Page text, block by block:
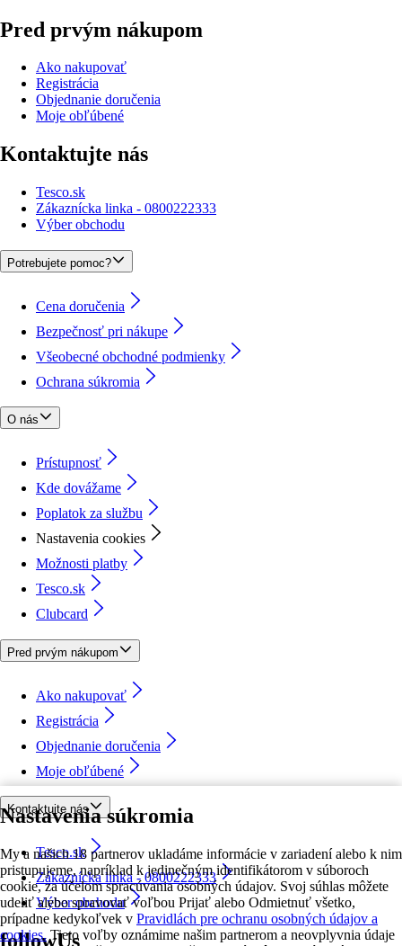
Nastavenia súkromia
My a našich 18 partnerov ukladáme informácie v zariadení alebo k nim
pristupujeme, napríklad k jedinečným identifikátorom v súboroch
cookie, za účelom spracúvania osobných údajov. Svoj súhlas môžete
udeliť alebo spravovať voľbou Prijať alebo Odmietnuť všetko,
prípadne kedykoľvek v Pravidlách pre ochranu osobných údajov a
cookies. Tieto voľby oznámime našim partnerom a neovplyvnia údaje
Pred prvým nákupom
Ako nakupovať
Registrácia
Objednanie doručenia
Moje obľúbené
Kontaktujte nás
Tesco.sk
Zákaznícka linka - 0800222333
Výber obchodu
Potrebujete pomoc?
Cena doručenia
Bezpečnosť pri nákupe
Všeobecné obchodné podmienky
Ochrana súkromia
O nás
Prístupnosť
Kde dovážame
Poplatok za službu
Nastavenia cookies
Možnosti platby
Tesco.sk
Clubcard
Pred prvým nákupom
Ako nakupovať
Registrácia
Objednanie doručenia
Moje obľúbené
Kontaktujte nás
Tesco.sk
Zákaznícka linka - 0800222333
Výber obchodu
followUs